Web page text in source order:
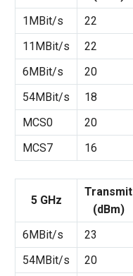
1MBit/s
22
11MBit/s
22
6MBit/s
20
54MBit/s
18
MCS0
20
MCS7
16
5 GHz
Transmit
(dBm)
6MBit/s
23
54MBit/s
20